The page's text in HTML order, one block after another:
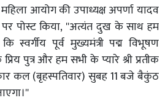
आयोग की उपाध्यक्ष अपर्णा यादव
पोस्ट किया, ''अत्यंत दुख के साथ हम
पूर्व मुख्यमंत्री पद्म विभूषण
पुत्र और हम सभी के प्यारे श्री प्रतीक
कल (बृहस्पतिवार) सुबह 11 बजे बैकुंठ